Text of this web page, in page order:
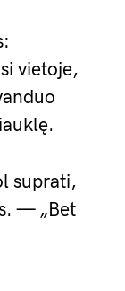
vietoje,
suprati,
— „Bet